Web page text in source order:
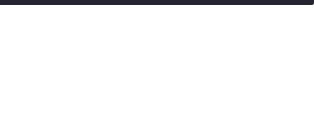
למגנים